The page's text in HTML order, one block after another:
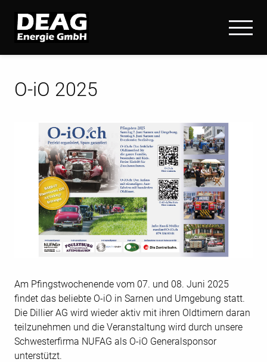
O-iO 2025
Am Pfingstwochenende vom 07. und 08. Juni 2025
findet das beliebte O-iO in Sarnen und Umgebung statt.
Die Dillier AG wird wieder aktiv mit ihren Oldtimern daran
teilzunehmen und die Veranstaltung wird durch unsere
Schwesterfirma NUFAG als O-iO Generalsponsor
unterstützt.